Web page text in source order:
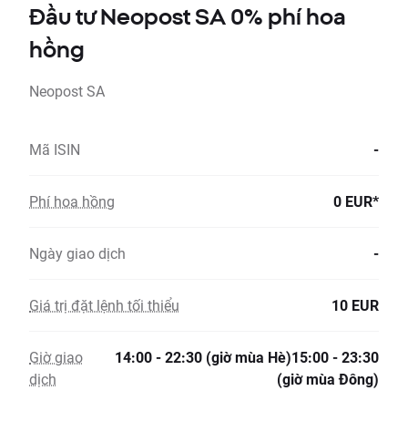
Đầu tư Neopost SA 0% phí hoa
hồng
Neopost SA
Mã ISIN -
Phí hoa hồng 0 EUR*
Ngày giao dịch -
Giá trị đặt lệnh tối thiểu 10 EUR
Giờ giao
dịch
14:00 - 22:30 (giờ mùa Hè)15:00 - 23:30
(giờ mùa Đông)